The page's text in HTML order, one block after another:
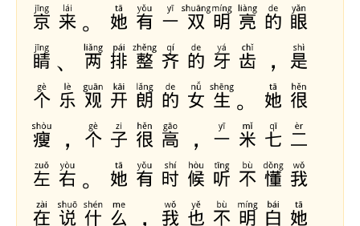
京来。她有一双明亮的眼
睛、两排整齐的牙齿，是
个乐观开朗的女生。她很
瘦，个子很高，一米七二
左右。她有时候听不懂我
在说什么，我也不明白她